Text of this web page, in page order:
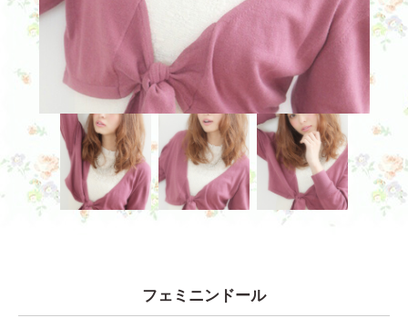
フェミニンドール